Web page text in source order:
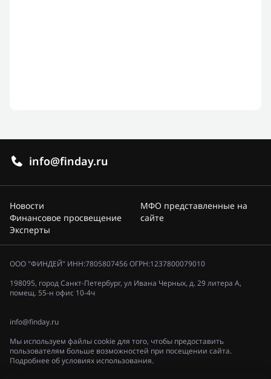
info@finday.ru
Новости
Финансовое просвещение
Эксперты
МФО представленные на
сайте
ООО "ФИНДЕЙ" ИНН:7805807456 ОГРН:1237800079010
198095, город Санкт-Петербург, ул Ивана Черных, д. 29 литера А,
помещ. 55-н офис 10-4ч
info@finday.ru
Мы используем файлы cookie для того, чтобы предоставить
пользователям больше возможностей при посещении сайта.
Подробнее об условиях использования.